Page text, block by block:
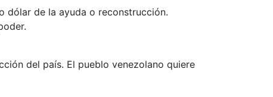
dólar de la ayuda o reconstrucción.
del país. El pueblo venezolano quiere